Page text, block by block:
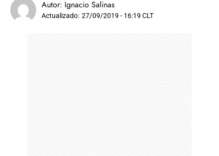
Autor: Ignacio Salinas
Actualizado: 27/09/2019 - 16:19 CLT